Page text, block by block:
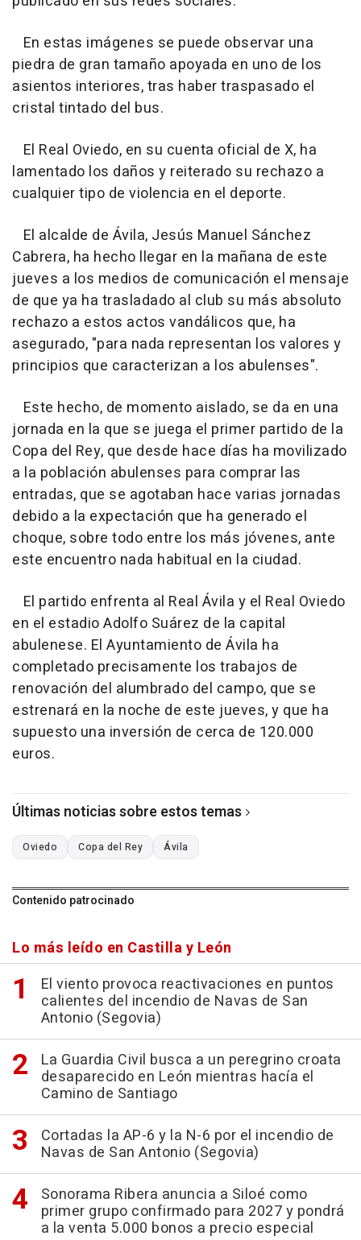
En estas imágenes se puede observar una
piedra de gran tamaño apoyada en uno de los
asientos interiores, tras haber traspasado el
cristal tintado del bus.
El Real Oviedo, en su cuenta oficial de X, ha
lamentado los daños y reiterado su rechazo a
cualquier tipo de violencia en el deporte.
El alcalde de Ávila, Jesús Manuel Sánchez
Cabrera, ha hecho llegar en la mañana de este
jueves a los medios de comunicación el mensaje
de que ya ha trasladado al club su más absoluto
rechazo a estos actos vandálicos que, ha
asegurado, "para nada representan los valores y
principios que caracterizan a los abulenses".
Este hecho, de momento aislado, se da en una
jornada en la que se juega el primer partido de la
Copa del Rey, que desde hace días ha movilizado
a la población abulenses para comprar las
entradas, que se agotaban hace varias jornadas
debido a la expectación que ha generado el
choque, sobre todo entre los más jóvenes, ante
este encuentro nada habitual en la ciudad.
El partido enfrenta al Real Ávila y el Real Oviedo
en el estadio Adolfo Suárez de la capital
abulenese. El Ayuntamiento de Ávila ha
completado precisamente los trabajos de
renovación del alumbrado del campo, que se
estrenará en la noche de este jueves, y que ha
supuesto una inversión de cerca de 120.000
euros.
Últimas noticias sobre estos temas
Oviedo Copa del Rey Ávila
Contenido patrocinado
Lo más leído en Castilla y León
El viento provoca reactivaciones en puntos
calientes del incendio de Navas de San
Antonio (Segovia)
La Guardia Civil busca a un peregrino croata
desaparecido en León mientras hacía el
Camino de Santiago
Cortadas la AP-6 y la N-6 por el incendio de
Navas de San Antonio (Segovia)
Sonorama Ribera anuncia a Siloé como
primer grupo confirmado para 2027 y pondrá
a la venta 5.000 bonos a precio especial